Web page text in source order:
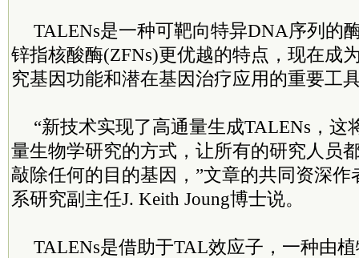
TALENs是一种可靶向特异DNA序列的
锌指核酸酶(ZFNs)更优越的特点，现在成
究基因功能和潜在基因治疗应用的重要工
“新技术实现了高通量生成TALENs，这
量生物学研究的方式，让所有的研究人员
敲除任何的目的基因，”文章的共同资深
系研究副主任J. Keith Joung博士说。
TALENs是借助于TAL效应子，一种由